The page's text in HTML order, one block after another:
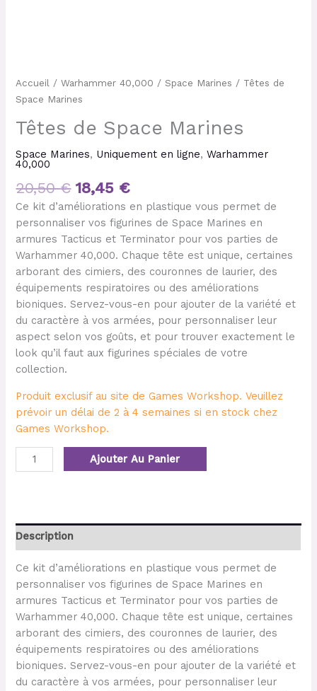
Accueil /Warhammer 40,000 /Space Marines / Têtes de
Space Marines
Têtes de Space Marines
Space Marines, Uniquement en ligne,Warhammer
40,000
20,50€ 18,45 €
Ce kit d’améliorations en plastique vous permet de
personnaliser vos figurines de Space Marines en
armures Tacticus et Terminator pour vos parties de
Warhammer 40,000. Chaque tête est unique, certaines
arborant des cimiers, des couronnes de laurier, des
équipements respiratoires ou des améliorations
bioniques. Servez-vous-en pour ajouter de la variété et
du caractère à vos armées, pour personnaliser leur
aspect selon vos goûts, et pour trouver exactement le
look qu’il faut aux figurines spéciales de votre
collection.
Produit exclusif au site de Games Workshop. Veuillez
prévoir un délai de 2 à 4 semaines si en stock chez
Games Workshop.
Ajouter Au Panier
Description
Ce kit d’améliorations en plastique vous permet de
personnaliser vos figurines de Space Marines en
armures Tacticus et Terminator pour vos parties de
Warhammer 40,000. Chaque tête est unique, certaines
arborant des cimiers, des couronnes de laurier, des
équipements respiratoires ou des améliorations
bioniques. Servez-vous-en pour ajouter de la variété et
du caractère à vos armées, pour personnaliser leur